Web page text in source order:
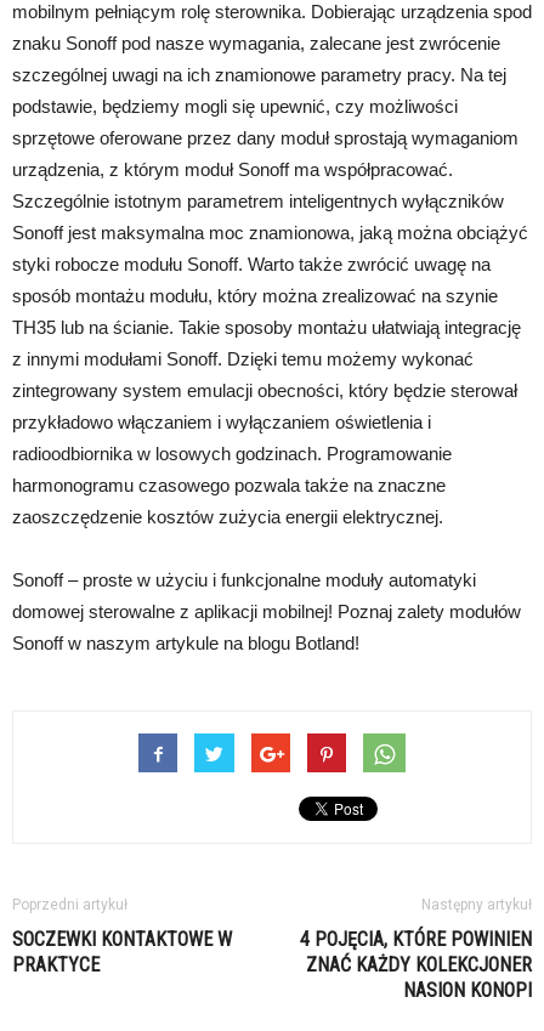
mobilnym pełniącym rolę sterownika. Dobierając urządzenia spod
znaku Sonoff pod nasze wymagania, zalecane jest zwrócenie
szczególnej uwagi na ich znamionowe parametry pracy. Na tej
podstawie, będziemy mogli się upewnić, czy możliwości
sprzętowe oferowane przez dany moduł sprostają wymaganiom
urządzenia, z którym moduł Sonoff ma współpracować.
Szczególnie istotnym parametrem inteligentnych wyłączników
Sonoff jest maksymalna moc znamionowa, jaką można obciążyć
styki robocze modułu Sonoff. Warto także zwrócić uwagę na
sposób montażu modułu, który można zrealizować na szynie
TH35 lub na ścianie. Takie sposoby montażu ułatwiają integrację
z innymi modułami Sonoff. Dzięki temu możemy wykonać
zintegrowany system emulacji obecności, który będzie sterował
przykładowo włączaniem i wyłączaniem oświetlenia i
radioodbiornika w losowych godzinach. Programowanie
harmonogramu czasowego pozwala także na znaczne
zaoszczędzenie kosztów zużycia energii elektrycznej.
Sonoff – proste w użyciu i funkcjonalne moduły automatyki
domowej sterowalne z aplikacji mobilnej! Poznaj zalety modułów
Sonoff w naszym artykule na blogu Botland!
Poprzedni artykuł
SOCZEWKI KONTAKTOWE W
PRAKTYCE
Następny artykuł
4 POJĘCIA, KTÓRE POWINIEN
ZNAĆ KAŻDY KOLEKCJONER
NASION KONOPI